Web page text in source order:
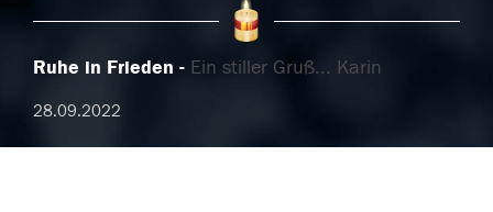
Ruhe in Frieden Ein stiller Gruß... Karin
28.09.2022